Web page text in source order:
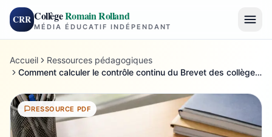
CRR CollègeRomain Rolland
MÉDIA ÉDUCATIF INDÉPENDANT
Accueil
Ressources pédagogiques
Comment calculer le contrôle continu du Brevet des collèges 2022 en 3e
RESSOURCE PDF